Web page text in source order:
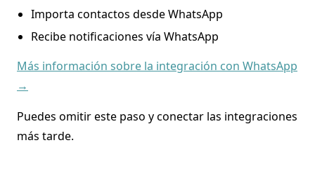
Importa contactos desde WhatsApp
Recibe notificaciones vía WhatsApp
Más información sobre la integración con WhatsApp
→
Puedes omitir este paso y conectar las integraciones
más tarde.